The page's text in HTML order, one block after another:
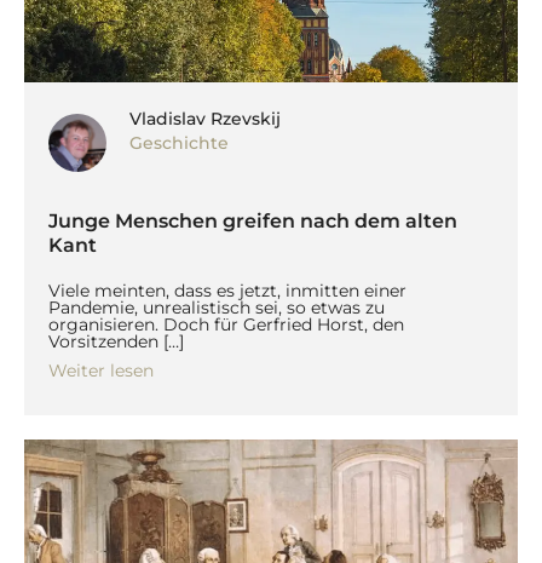
Vladislav Rzevskij
Geschichte
Junge Menschen greifen nach dem alten
Kant
Viele meinten, dass es jetzt, inmitten einer
Pandemie, unrealistisch sei, so etwas zu
organisieren. Doch für Gerfried Horst, den
Vorsitzenden […]
Weiter lesen